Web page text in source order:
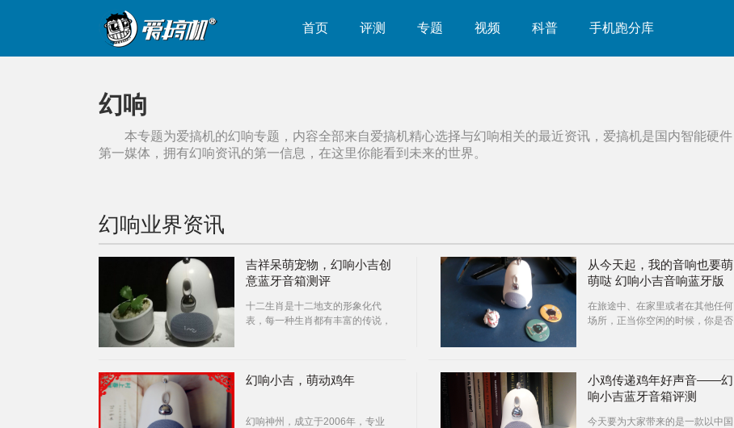
首页 评测 专题 视频 科普 手机跑分库
幻响
本专题为爱搞机的幻响专题，内容全部来自爱搞机精心选择与幻响相关的最近资讯，爱搞机是国内智能硬件
第一媒体，拥有幻响资讯的第一信息，在这里你能看到未来的世界。
幻响业界资讯
吉祥呆萌宠物，幻响小吉创
意蓝牙音箱测评
十二生肖是十二地支的形象化代
表，每一种生肖都有丰富的传说，
意义的诗歌、
从今天起，我的音响也要萌
萌哒 幻响小吉音响蓝牙版
在旅途中、在家里或者在其他任何
场所，正当你空闲的时候，你是否
幻响小吉，萌动鸡年
幻响神州，成立于2006年，专业
小鸡传递鸡年好声音——幻
响小吉蓝牙音箱评测
今天要为大家带来的是一款以中国